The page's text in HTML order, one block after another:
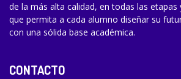
de la más alta calidad, en todas las
que permita a cada alumno diseñar su
con una sólida base académica.
CONTACTO